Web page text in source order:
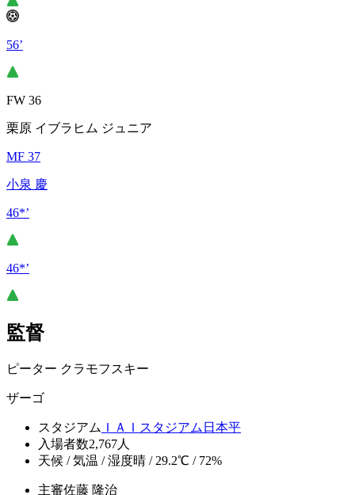
56’
FW 36
栗原 イブラヒム ジュニア
MF 37
小泉 慶
46*’
46*’
監督
ピーター クラモフスキー
ザーゴ
スタジアム ＩＡＩスタジアム日本平
入場者数2,767人
天候 / 気温 / 湿度晴 / 29.2℃ / 72%
主審佐藤 隆治